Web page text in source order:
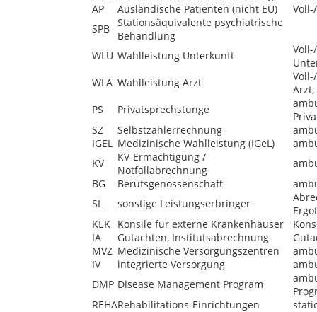
AP
Ausländische Patienten (nicht EU)
SPB Stationsäquivalente psychiatrische
Behandlung
WLU Wahlleistung Unterkunft
WLA Wahlleistung Arzt
PS
Privatsprechstunge
SZ
Selbstzahlerrechnung
IGEL Medizinische Wahlleistung (IGeL)
KV
KV-Ermächtigung /
Notfallabrechnung
BG
Berufsgenossenschaft
SL
sonstige Leistungserbringer
KEK Konsile für externe Krankenhäuser
IA
Gutachten, Institutsabrechnung
MVZ Medizinische Versorgungszentren
IV
integrierte Versorgung
DMP Disease Management Program
REHARehabilitations-Einrichtungen